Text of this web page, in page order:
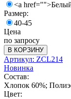
<a
Размер:
40-45
Цена
по запросу
В КОРЗИНУ
Артикул: ZCL214
Новинка
Состав:
Хлопок 60%;
Цвет: